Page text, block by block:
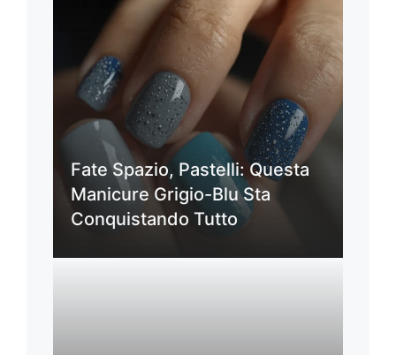
Fate Spazio, Pastelli: Questa
Manicure Grigio-Blu Sta
Conquistando Tutto